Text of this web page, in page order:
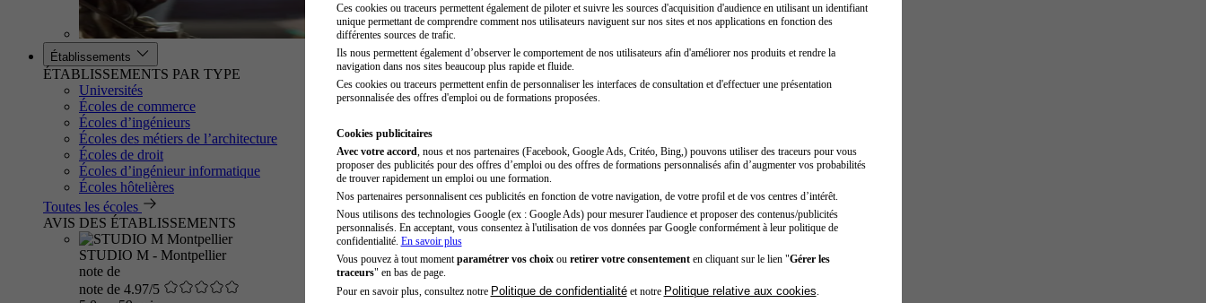
Établissements
ÉTABLISSEMENTS PAR TYPE
Universités
Écoles de commerce
Écoles d’ingénieurs
Écoles des métiers de l’architecture
Écoles de droit
Écoles d’ingénieur informatique
Écoles hôtelières
Toutes les écoles
AVIS DES ÉTABLISSEMENTS
STUDIO M - Montpellier
note de
note de 4.97/5
Ces cookies ou traceurs permettent également de piloter et suivre les sources d'acquisition d'audience en utilisant un identifiant
unique permettant de comprendre comment nos utilisateurs naviguent sur nos sites et nos applications en fonction des
différentes sources de trafic.
Ils nous permettent également d’observer le comportement de nos utilisateurs afin d'améliorer nos produits et rendre la
navigation dans nos sites beaucoup plus rapide et fluide.
Ces cookies ou traceurs permettent enfin de personnaliser les interfaces de consultation et d'effectuer une présentation
personnalisée des offres d'emploi ou de formations proposées.
Cookies publicitaires
Avec votre accord , nous et nos partenaires (Facebook, Google Ads, Critéo, Bing,) pouvons utiliser des traceurs pour vous
proposer des publicités pour des offres d’emploi ou des offres de formations personnalisés afin d’augmenter vos probabilités
de trouver rapidement un emploi ou une formation.
Nos partenaires personnalisent ces publicités en fonction de votre navigation, de votre profil et de vos centres d’intérêt.
Nous utilisons des technologies Google (ex : Google Ads) pour mesurer l'audience et proposer des contenus/publicités
personnalisés. En acceptant, vous consentez à l'utilisation de vos données par Google conformément à leur politique de
confidentialité. En savoir plus
Vous pouvez à tout moment paramétrer vos choixou retirer votre consentementen cliquant sur le lien "Gérer les
traceurs" en bas de page.
Pour en savoir plus, consultez notre Politique de confidentialitéet notre Politique relative aux cookies